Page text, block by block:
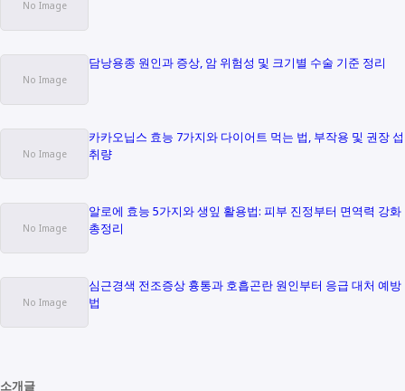
담낭용종 원인과 증상, 암 위험성 및 크기별 수술 기준 정리
카카오닙스 효능 7가지와 다이어트 먹는 법, 부작용 및 권장 섭
취량
알로에 효능 5가지와 생잎 활용법: 피부 진정부터 면역력 강화
총정리
심근경색 전조증상 흉통과 호흡곤란 원인부터 응급 대처 예방
법
소개글